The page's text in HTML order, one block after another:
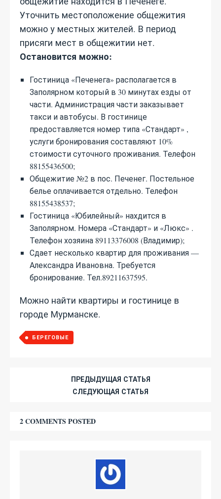
Уточнить местоположение общежития
можно у местных жителей. В период
присяги мест в общежитии нет.
Остановится можно:
Гостиница «Печенега» располагается в
Заполярном который в 30 минутах езды от
части. Администрация части заказывает
такси и автобусы. В гостинице
предоставляется номер типа «Стандарт» ,
услуги бронирования составляют 10%
стоимости суточного проживания. Телефон
88155436500;
Общежитие №2 в пос. Печенег. Постельное
белье оплачивается отдельно. Телефон
88155438537;
Гостиница «Юбилейный» нахдится в
Заполярном. Номера «Стандарт» и «Люкс» .
Телефон хозяина 89113376008 (Владимир);
Сдает несколько квартир для проживания —
Александра Ивановна. Требуется
бронирование. Тел.89211637595.
Можно найти квартиры и гостинице в
городе Мурманске.
БЕРЕГОВЫЕ
ПРЕДЫДУЩАЯ СТАТЬЯ
СЛЕДУЮЩАЯ СТАТЬЯ
2 COMMENTS POSTED